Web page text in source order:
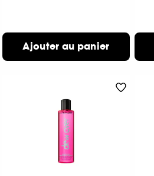
Ajouter au panier